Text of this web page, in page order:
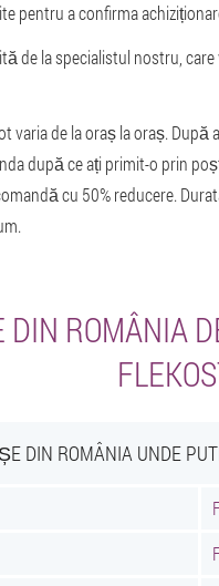
pentru a confirma
de la specialistul nostru,
varia de la oraș la oraș.
după ce ați primit-o prin
cu 50% reducere.
DIN ROMÂNIA
DIN ROMÂNIA UNDE